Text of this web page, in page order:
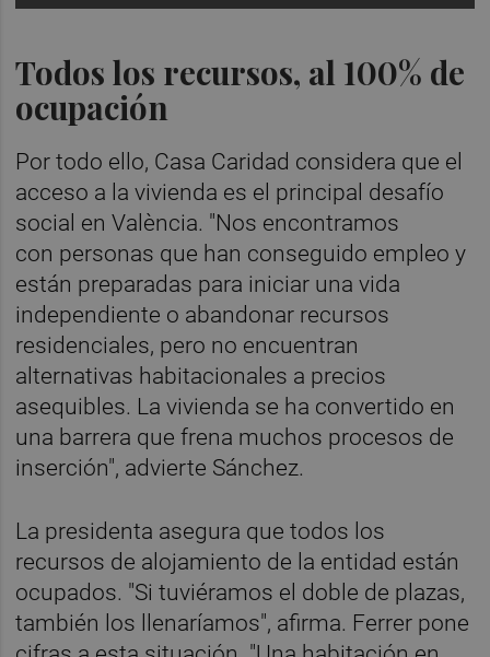
Todos los recursos, al 100% de
ocupación
Por todo ello, Casa Caridad considera que el
acceso a la vivienda es el principal desafío
social en València. "Nos encontramos
con personas que han conseguido empleo y
están preparadas para iniciar una vida
independiente o abandonar recursos
residenciales, pero no encuentran
alternativas habitacionales a precios
asequibles. La vivienda se ha convertido en
una barrera que frena muchos procesos de
inserción", advierte Sánchez.
La presidenta asegura que todos los
recursos de alojamiento de la entidad están
ocupados. "Si tuviéramos el doble de plazas,
también los llenaríamos", afirma. Ferrer pone